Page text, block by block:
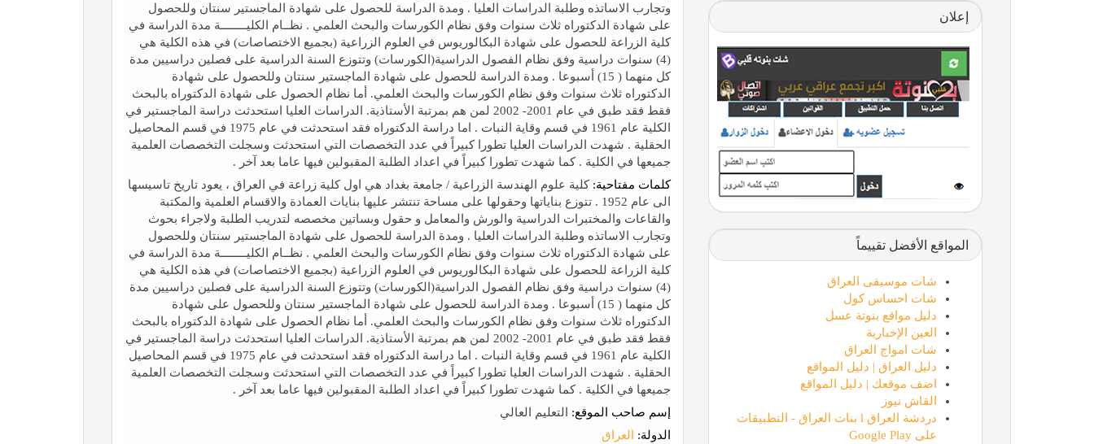
وتجارب الاساتذه وطلبة الدراسات العليا . ومدة الدراسة للحصول على شهادة الماجستير سنتان وللحصول
على شهادة الدكتوراه ثلاث سنوات وفق نظام الكورسات والبحث العلمي . نظــام الكليــــــــة مدة الدراسة في
كلية الزراعة للحصول على شهادة البكالوريوس في العلوم الزراعية (بجميع الاختصاصات) في هذه الكلية هي
(4) سنوات دراسية وفق نظام الفصول الدراسية(الكورسات) وتتوزع السنة الدراسية على فصلين دراسيين مدة
كل منهما ( 15) أسبوعا . ومدة الدراسة للحصول على شهادة الماجستير سنتان وللحصول على شهادة
الدكتوراه ثلاث سنوات وفق نظام الكورسات والبحث العلمي. أما نظام الحصول على شهادة الدكتوراه بالبحث
فقط فقد طبق في عام 2001- 2002 لمن هم بمرتبة الأستاذية. الدراسات العليا استحدثت دراسة الماجستير في
الكلية عام 1961 في قسم وقاية النبات . اما دراسة الدكتوراه فقد استحدثت في عام 1975 في قسم المحاصيل
الحقلية . شهدت الدراسات العليا تطورا كبيراً في عدد التخصصات التي استحدثت وسجلت التخصصات العلمية
جميعها في الكلية . كما شهدت تطورا كبيراً في اعداد الطلبة المقبولين فيها عاما بعد آخر .
كلمات مفتاحية: كلية علوم الهندسة الزراعية / جامعة بغداد هي اول كلية زراعة في العراق ، يعود تاريخ تاسيسها
الى عام 1952 . تتوزع بناياتها وحقولها على مساحة تنتشر عليها بنايات العمادة والاقسام العلمية والمكتبة
والقاعات والمختبرات الدراسية والورش والمعامل و حقول وبساتين مخصصه لتدريب الطلبة ولاجراء بحوث
وتجارب الاساتذه وطلبة الدراسات العليا . ومدة الدراسة للحصول على شهادة الماجستير سنتان وللحصول
على شهادة الدكتوراه ثلاث سنوات وفق نظام الكورسات والبحث العلمي . نظــام الكليــــــــة مدة الدراسة في
كلية الزراعة للحصول على شهادة البكالوريوس في العلوم الزراعية (بجميع الاختصاصات) في هذه الكلية هي
(4) سنوات دراسية وفق نظام الفصول الدراسية(الكورسات) وتتوزع السنة الدراسية على فصلين دراسيين مدة
كل منهما ( 15) أسبوعا . ومدة الدراسة للحصول على شهادة الماجستير سنتان وللحصول على شهادة
الدكتوراه ثلاث سنوات وفق نظام الكورسات والبحث العلمي. أما نظام الحصول على شهادة الدكتوراه بالبحث
فقط فقد طبق في عام 2001- 2002 لمن هم بمرتبة الأستاذية. الدراسات العليا استحدثت دراسة الماجستير في
الكلية عام 1961 في قسم وقاية النبات . اما دراسة الدكتوراه فقد استحدثت في عام 1975 في قسم المحاصيل
الحقلية . شهدت الدراسات العليا تطورا كبيراً في عدد التخصصات التي استحدثت وسجلت التخصصات العلمية
جميعها في الكلية . كما شهدت تطورا كبيراً في اعداد الطلبة المقبولين فيها عاما بعد آخر .
إسم صاحب الموقع: التعليم العالي
الدولة:
العراق
إعلان
المواقع الأفضل تقييماً
شات موسيقى العراق
شات احساس كول
دليل مواقع بنوتة عسل
العين الإخبارية
شات امواج العراق
دليل العراق | دليل المواقع
اضف موقعك | دليل المواقع
القاش نيوز
دردشة العراق l بنات العراق - التطبيقات
على Google Play